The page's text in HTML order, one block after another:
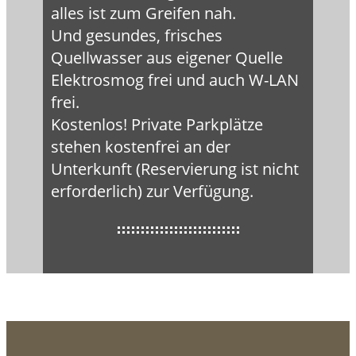
alles ist zum Greifen nah.
Und gesundes, frisches
Quellwasser aus eigener Quelle
Elektrosmog frei und auch W-LAN
frei.
Kostenlos! Private Parkplätze
stehen kostenfrei an der
Unterkunft (Reservierung ist nicht
erforderlich) zur Verfügung.